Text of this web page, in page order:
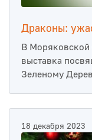
Драконы:
В Моряковской
выставка
Зеленому
18 декабря 2023